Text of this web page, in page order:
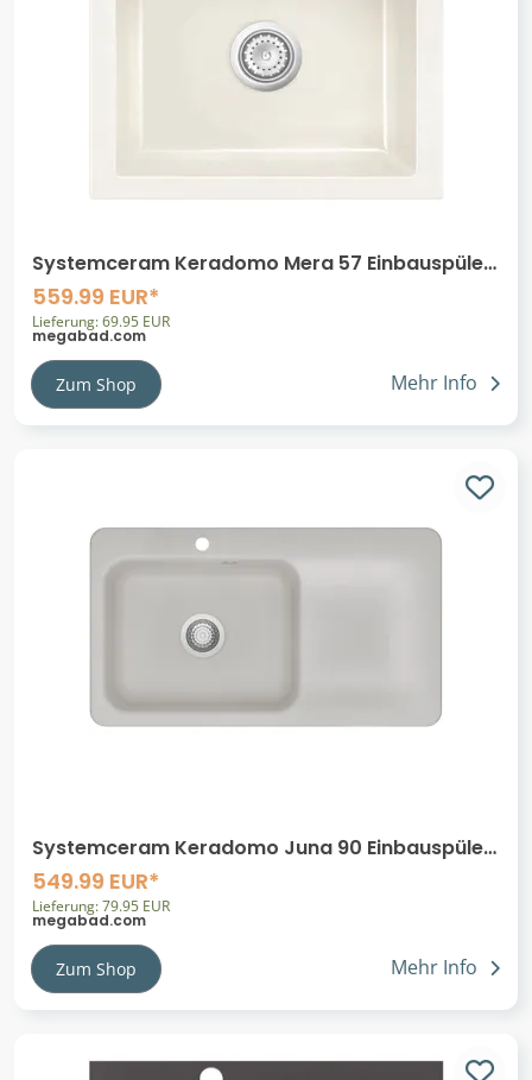
Systemceram Keradomo Mera 57 Einbauspüle
mit Handbetätigung, mit Hahnlochbohrung
559.99 EUR*
Lieferung: 69.95 EUR
megabad.com
Zum Shop Mehr Info
Systemceram Keradomo Juna 90 Einbauspüle
links mit Handbetätigung
549.99 EUR*
Lieferung: 79.95 EUR
megabad.com
Zum Shop Mehr Info